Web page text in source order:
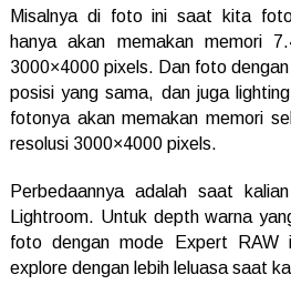
Misalnya di foto ini saat kita
hanya akan memakan memori
3000×4000 pixels. Dan foto
posisi yang sama, dan juga
fotonya akan memakan memori
resolusi 3000×4000 pixels.
Perbedaannya adalah saat
Lightroom. Untuk depth warna
foto dengan mode Expert RAW
explore dengan lebih leluasa saat